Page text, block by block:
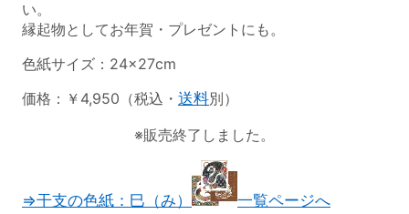
い。
縁起物としてお年賀・プレゼントにも。
色紙サイズ：24×27cm
価格：￥4,950（税込・ 送料別）
※販売終了しました。
⇒干支の色紙：巳（み） 一覧ページへ